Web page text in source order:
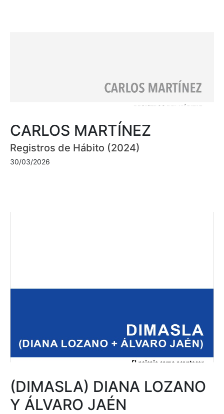
CARLOS MARTÍNEZ
Registros de Hábito (2024)
30/03/2026
(DIMASLA) DIANA LOZANO
Y ÁLVARO JAÉN